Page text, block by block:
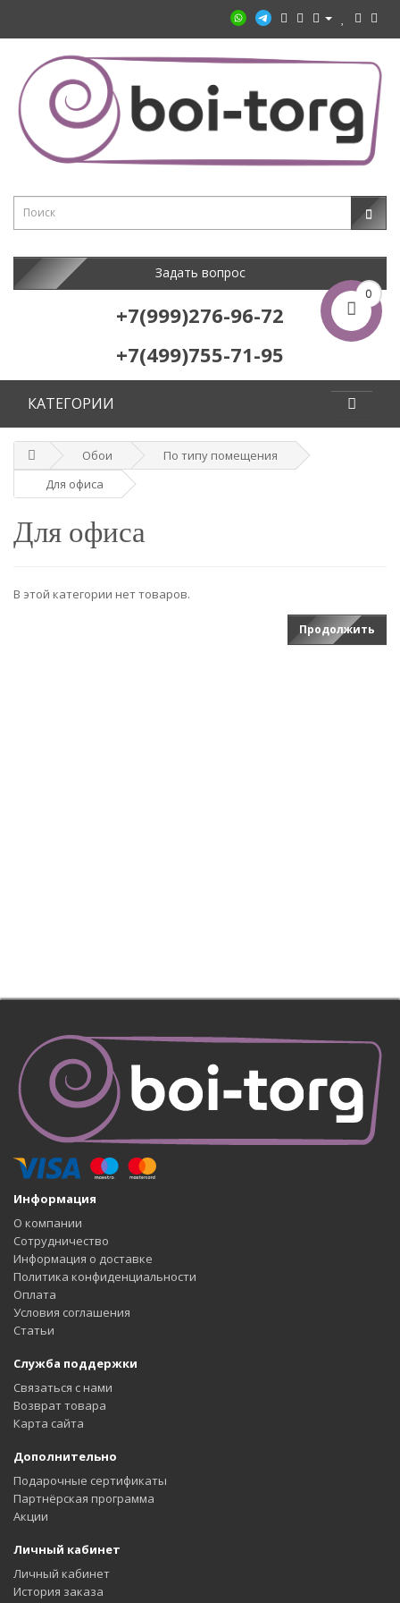
0
Задать вопрос
+7(999)276-96-72
+7(499)755-71-95
КАТЕГОРИИ
Обои
По типу помещения
Для офиса
Для офиса
В этой категории нет товаров.
Продолжить
Информация
О компании
Сотрудничество
Информация о доставке
Политика конфиденциальности
Оплата
Условия соглашения
Статьи
Служба поддержки
Связаться с нами
Возврат товара
Карта сайта
Дополнительно
Подарочные сертификаты
Партнёрская программа
Акции
Личный кабинет
Личный кабинет
История заказа